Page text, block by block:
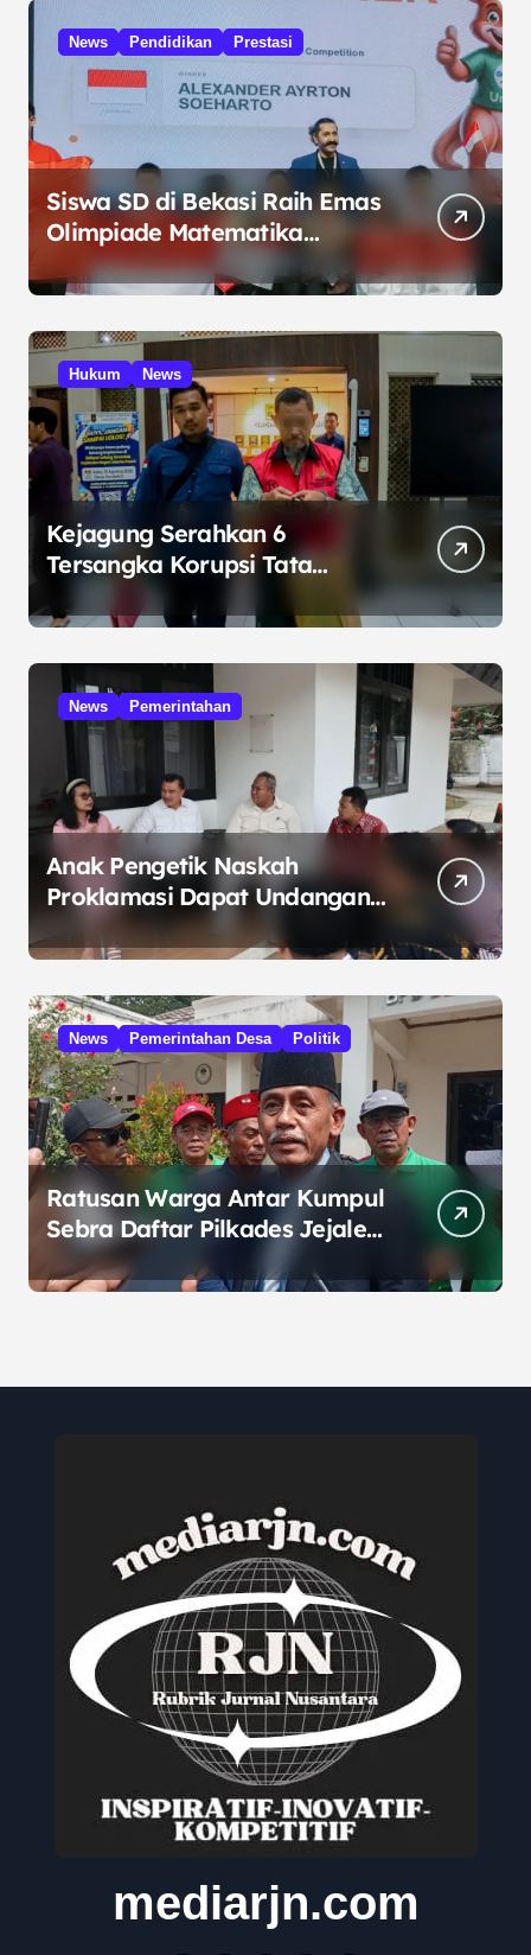
News Pendidikan Prestasi
Siswa SD di Bekasi Raih Emas
Olimpiade Matematika
Internasional di Malaysia
Hukum News
Kejagung Serahkan 6
Tersangka Korupsi Tata
Kelola Minyak ke Penuntut
Umum
News Pemerintahan
Anak Pengetik Naskah
Proklamasi Dapat Undangan
HUT RI dari Presiden
Prabowo
News Pemerintahan Desa Politik
Ratusan Warga Antar Kumpul
Sebra Daftar Pilkades Jejalen
Jaya, Serukan Pemilu Damai
mediarjn.com